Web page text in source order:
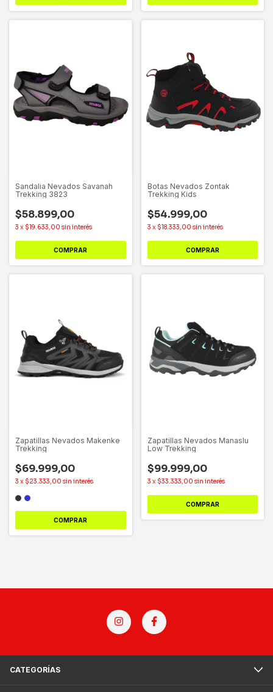
Sandalia Nevados Savanah
Trekking 3823
$58.899,00
3 x $19.633,00 sin interés
COMPRAR
Botas Nevados Zontak
Trekking Kids
$54.999,00
3 x $18.333,00 sin interés
COMPRAR
Zapatillas Nevados Makenke
Trekking
$69.999,00
3 x $23.333,00 sin interés
COMPRAR
Zapatillas Nevados Manaslu
Low Trekking
$99.999,00
3 x $33.333,00 sin interés
COMPRAR
CATEGORÍAS